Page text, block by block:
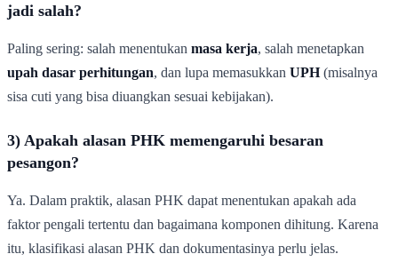
jadi salah?
Paling sering: salah menentukan masa kerja, salah menetapkan
upah dasar perhitungan, dan lupa memasukkan UPH(misalnya
sisa cuti yang bisa diuangkan sesuai kebijakan).
3) Apakah alasan PHK memengaruhi besaran
pesangon?
Ya. Dalam praktik, alasan PHK dapat menentukan apakah ada
faktor pengali tertentu dan bagaimana komponen dihitung. Karena
itu, klasifikasi alasan PHK dan dokumentasinya perlu jelas.